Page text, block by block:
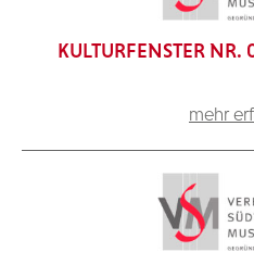
KULTURFENSTER
mehr